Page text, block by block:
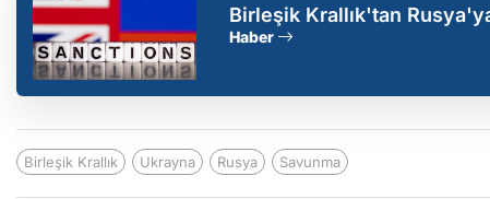
Birleşik Krallık'tan
ve finans ağları hedefte
Haber
Birleşik Krallık Ukrayna Rusya Savunma